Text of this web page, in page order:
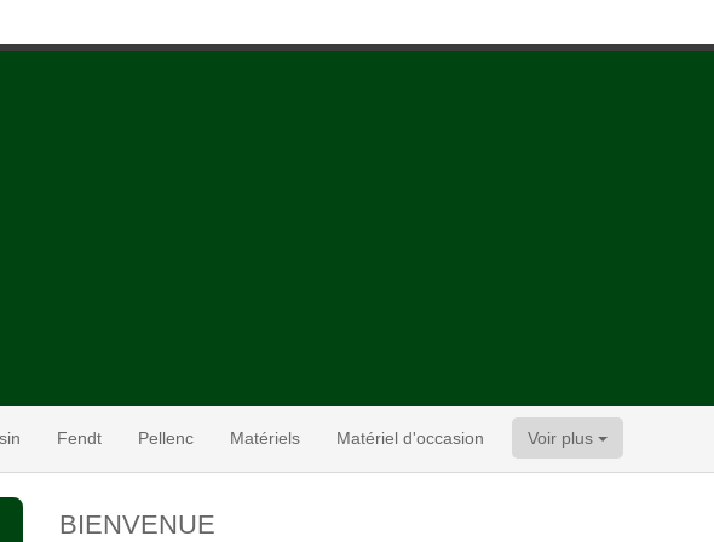
Fendt Pellenc Matériels Matériel d'occasion Voir plus
BIENVENUE